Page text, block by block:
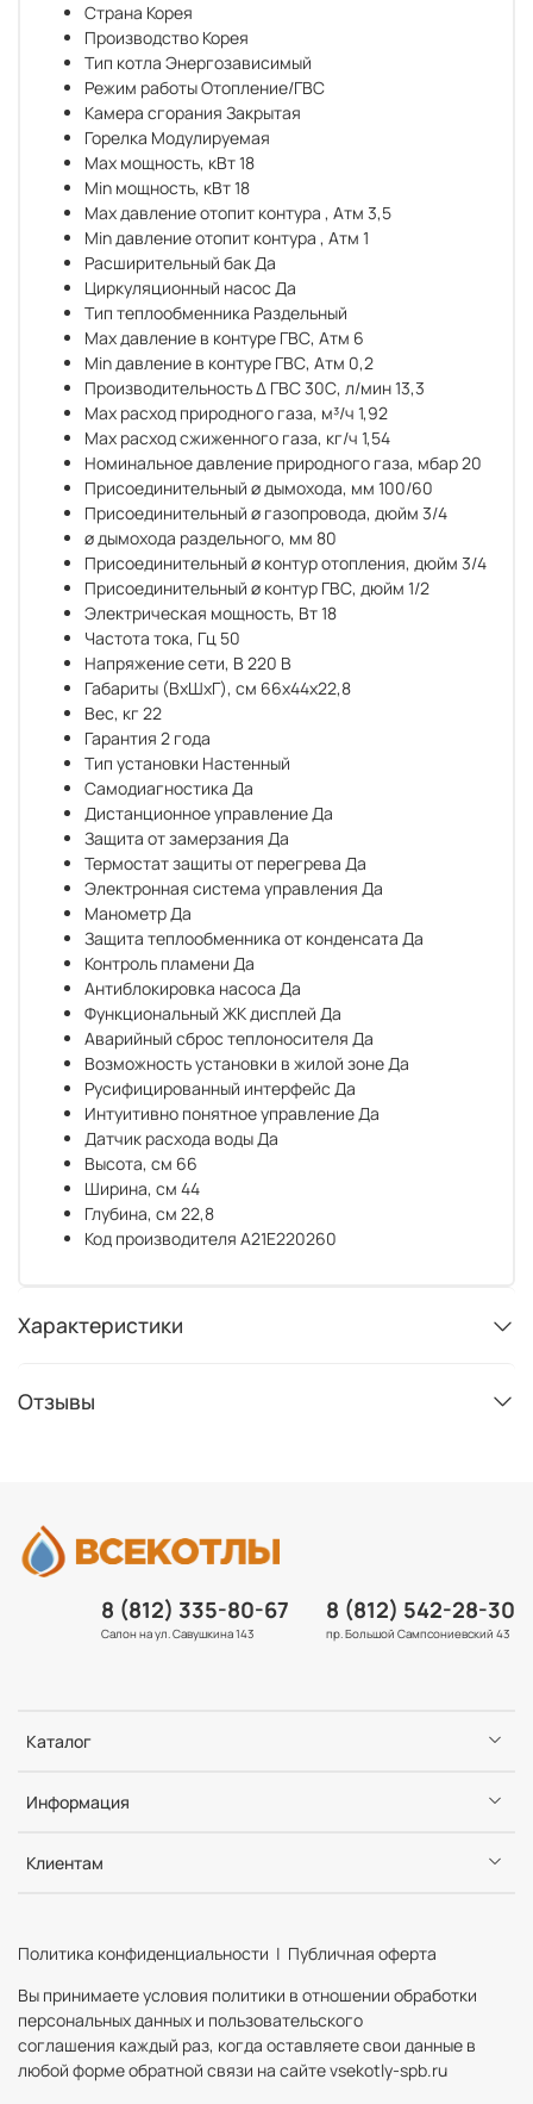
Страна Корея
Производство Корея
Тип котла Энергозависимый
Режим работыОтопление/ГВС
Камера сгорания Закрытая
Горелка Модулируемая
Max мощность, кВт18
Min мощность, кВт18
Max давление отопит контура , Атм 3,5
Min давление отопит контура , Атм 1
Расширительный бакДа
Циркуляционный насос Да
Тип теплообменника Раздельный
Max давление в контуре ГВС, Атм 6
Min давление в контуре ГВС, Атм 0,2
Производительность Δ ГВС 30С, л/мин13,3
Max расход природного газа, м³/ч 1,92
Max расход сжиженного газа, кг/ч 1,54
Номинальное давление природного газа, мбар20
Присоединительный ø дымохода, мм 100/60
Присоединительный ø газопровода, дюйм 3/4
ø дымохода раздельного, мм 80
Присоединительный ø контур отопления, дюйм 3/4
Присоединительный ø контур ГВС, дюйм 1/2
Электрическая мощность, Вт18
Частота тока, Гц 50
Напряжение сети, В220 В
Габариты (ВхШхГ), см 66х44х22,8
Вес, кг 22
Гарантия 2 года
Тип установки Настенный
Самодиагностика Да
Дистанционное управлениеДа
Защита от замерзания Да
Термостат защиты от перегрева Да
Электронная система управления Да
МанометрДа
Защита теплообменника от конденсата Да
Контроль пламени Да
Антиблокировка насоса Да
Функциональный ЖК дисплей Да
Аварийный сброс теплоносителя Да
Возможность установки в жилой зонеДа
Русифицированный интерфейс Да
Интуитивно понятное управлениеДа
Датчик расхода водыДа
Высота, см 66
Ширина, см 44
Глубина, см 22,8
Код производителя A21E220260
Характеристики
Отзывы
Каталог
Информация
Клиентам
8 (812) 335-80-67
Салон на ул. Савушкина 143
8 (812) 542-28-30
пр. Большой Сампсониевский 43
Политика конфиденциальности | Публичная оферта
Вы принимаете условия политики в отношении обработки
персональных данных и пользовательского
соглашения каждый раз, когда оставляете свои данные в
любой форме обратной связи на сайте vsekotly-spb.ru